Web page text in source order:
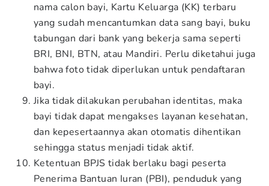
nama calon bayi, Kartu Keluarga (KK) terbaru
yang sudah mencantumkan data sang bayi, buku
tabungan dari bank yang bekerja sama seperti
BRI, BNI, BTN, atau Mandiri. Perlu diketahui juga
bahwa foto tidak diperlukan untuk pendaftaran
bayi.
Jika tidak dilakukan perubahan identitas, maka
bayi tidak dapat mengakses layanan kesehatan,
dan kepesertaannya akan otomatis dihentikan
sehingga status menjadi tidak aktif.
Ketentuan BPJS tidak berlaku bagi peserta
Penerima Bantuan Iuran (PBI), penduduk yang